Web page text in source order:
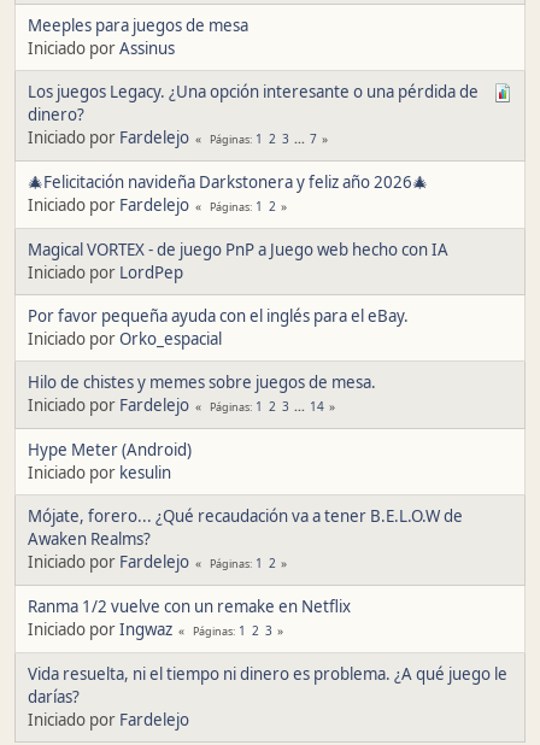
Meeples para juegos de mesa
Iniciado porAssinus
Los juegos Legacy. ¿Una opción interesante o una pérdida de
dinero?
Iniciado por Fardelejo Páginas 1 2 3 ... 7
🎄Felicitación navideña Darkstonera y feliz año 2026🎄
Iniciado por Fardelejo Páginas 1 2
Magical VORTEX - de juego PnP a Juego web hecho con IA
Iniciado por LordPep
Por favor pequeña ayuda con el inglés para el eBay.
Iniciado porOrko_espacial
Hilo de chistes y memes sobre juegos de mesa.
Iniciado por Fardelejo Páginas 1 2 3 ... 14
Hype Meter (Android)
Iniciado por kesulin
Mójate, forero... ¿Qué recaudación va a tener B.E.L.O.W de
Awaken Realms?
Iniciado por Fardelejo Páginas 1 2
Ranma 1/2 vuelve con un remake en Netflix
Iniciado porIngwaz Páginas 1 2 3
Vida resuelta, ni el tiempo ni dinero es problema. ¿A qué juego le
darías?
Iniciado por Fardelejo